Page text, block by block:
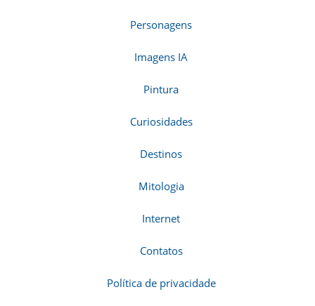
Personagens
Imagens IA
Pintura
Curiosidades
Destinos
Mitologia
Internet
Contatos
Política de privacidade